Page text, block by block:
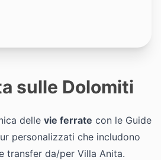
sulle Dolomiti
delle vie ferrate con le Guide
personalizzati che includono
transfer da/per Villa Anita.